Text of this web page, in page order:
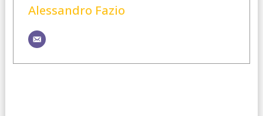
Alessandro Fazio